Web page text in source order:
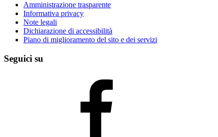
Amministrazione trasparente
Informativa privacy
Note legali
Dichiarazione di accessibilità
Piano di miglioramento del sito e dei servizi
Seguici su